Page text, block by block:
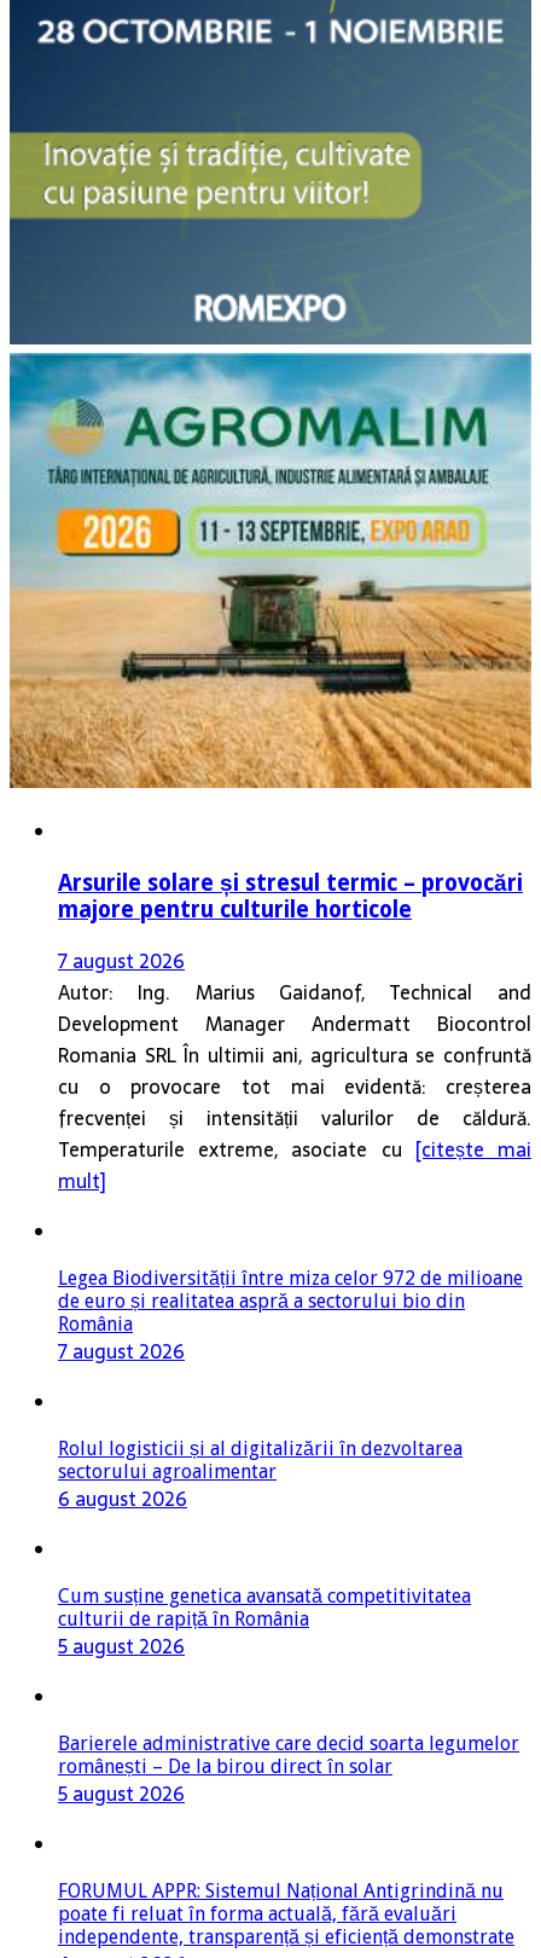
Arsurile solare și stresul termic – provocări
majore pentru culturile horticole
7 august 2026
Autor: Ing. Marius Gaidanof, Technical and
Development Manager Andermatt Biocontrol
Romania SRL În ultimii ani, agricultura se confruntă
cu o provocare tot mai evidentă: creșterea
frecvenței și intensității valurilor de căldură.
Temperaturile extreme, asociate cu [citește mai
mult]
Legea Biodiversității între miza celor 972 de milioane
de euro și realitatea aspră a sectorului bio din
România
7 august 2026
Rolul logisticii și al digitalizării în dezvoltarea
sectorului agroalimentar
6 august 2026
Cum susține genetica avansată competitivitatea
culturii de rapiță în România
5 august 2026
Barierele administrative care decid soarta legumelor
românești – De la birou direct în solar
5 august 2026
FORUMUL APPR: Sistemul Național Antigrindină nu
poate fi reluat în forma actuală, fără evaluări
independente, transparență și eficiență demonstrate